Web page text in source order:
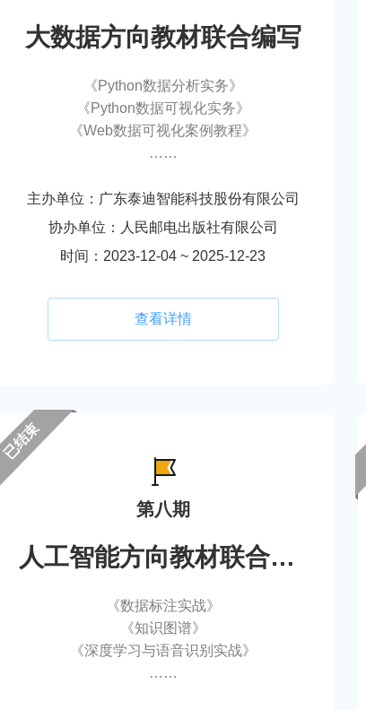
大数据方向教材联合编写
《Python数据分析实务》
《Python数据可视化实务》
《Web数据可视化案例教程》
……
主办单位：广东泰迪智能科技股份有限公司
协办单位：人民邮电出版社有限公司
时间：2023-12-04 ~ 2025-12-23
查看详情
第八期
人工智能方向教材联合编写
《数据标注实战》
《知识图谱》
《深度学习与语音识别实战》
……
已结束